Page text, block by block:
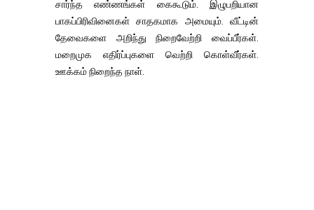
சார்ந்த எண்ணங்கள் கைகூடும். இழுபறியான
பாகப்பிரிவினைகள் சாதகமாக அமையும். வீட்டின்
தேவைகளை அறிந்து நிறைவேற்றி வைப்பீர்கள்.
மறைமுக எதிர்ப்புகளை வெற்றி கொள்வீர்கள்.
ஊக்கம் நிறைந்த நாள்.